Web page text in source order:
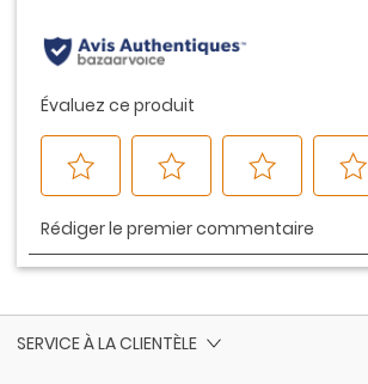
SERVICE À LA CLIENTÈLE